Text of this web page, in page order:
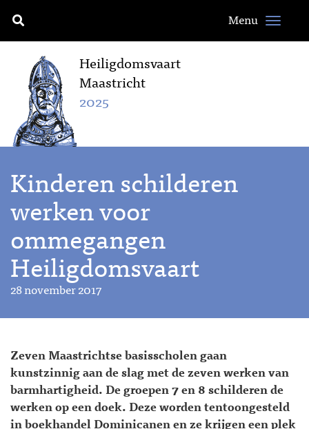
Menu
Heiligdomsvaart
Maastricht
2025
Kinderen schilderen
werken voor
ommegangen
Heiligdomsvaart
28 november 2017
Zeven Maastrichtse basisscholen gaan
kunstzinnig aan de slag met de zeven werken van
barmhartigheid. De groepen 7 en 8 schilderen de
werken op een doek. Deze worden tentoongesteld
in boekhandel Dominicanen en ze krijgen een plek